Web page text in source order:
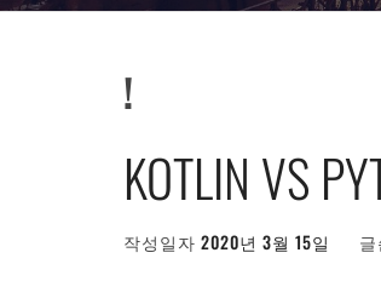
!
KOTLIN VS
작성일자 2020년 3월 15일